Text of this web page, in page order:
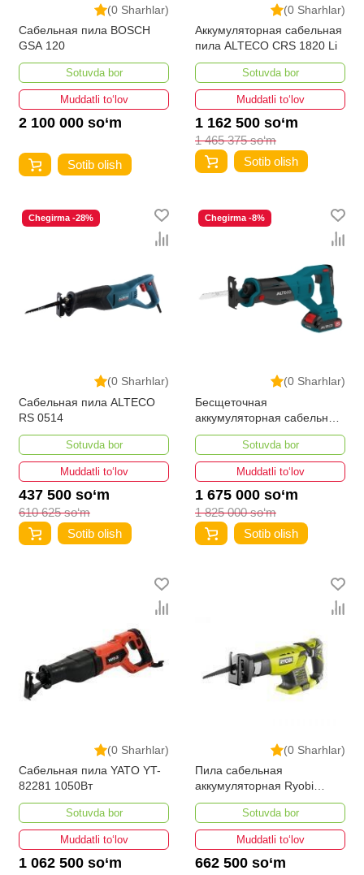
(0 Sharhlar)
Сабельная пила BOSCH
GSA 120
Sotuvda bor
Muddatli to‘lov
2 100 000 so‘m
Sotib olish
(0 Sharhlar)
Аккумуляторная сабельная
пила ALTECO CRS 1820 Li
Sotuvda bor
Muddatli to‘lov
1 162 500 so‘m
1 465 375 so‘m
Sotib olish
(0 Sharhlar)
Chegirma -28%
Сабельная пила ALTECO
RS 0514
Sotuvda bor
Muddatli to‘lov
437 500 so‘m
610 625 so‘m
Sotib olish
(0 Sharhlar)
Chegirma -8%
Бесщеточная
аккумуляторная сабельная
пила ALTECO CRSB 2014 Li
BL
Sotuvda bor
Muddatli to‘lov
1 675 000 so‘m
1 825 000 so‘m
Sotib olish
(0 Sharhlar)
Сабельная пила YATO YT-
82281 1050Вт
Sotuvda bor
Muddatli to‘lov
1 062 500 so‘m
(0 Sharhlar)
Пила сабельная
аккумуляторная Ryobi
RRS1801M-0 ONE+
5133001162Sotuvda bor
Muddatli to‘lov
662 500 so‘m